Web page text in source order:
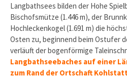
Langbathsees bilden der Hohe
Bischofsmütze (1.446 m), der
Hochleckenkogel (1.691 m) die
Osten zu, beginnend beim Ostufer
verläuft der bogenförmige
Langbathseebaches auf einer
zum Rand der Ortschaft